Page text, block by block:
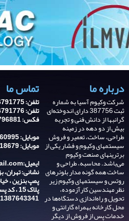
درباره ما
شرکت وکیوم آسیا به شماره
ثبت 387756 دارای اندوخته‌ای
گرانبها از دانش فنی و تجربه‌
بیش از دو دهه در زمینه
طراحی، ساخت، تعمیر و فروش
سیستمهای وکیوم و فشار یکی از
برترینهای صنعت وکیوم
می‌باشد. محاسبه، طراحی و
ساخت همه گونه مدار بلوئرهای
روتس و سیستمهای وکیوم زیر
نظر مهندسین کارآزموده،
تحویل و راه‌اندازی دستگاه‌ها در
محل کارخانه بهمراه گارانتی و
خدمات پس از فروش از دیگر
تماس ما
تلفن: 66791775 21 0098
تلفن: 66791776 21 0098
فکس: 66796881 21 0098
موبایل: 9123960995 0098
موبایل: 6618679 910 0098
ایمیل:asiavacuum@gmail.com
نشانی: تهران،
پلاک 15 ،
1387643341